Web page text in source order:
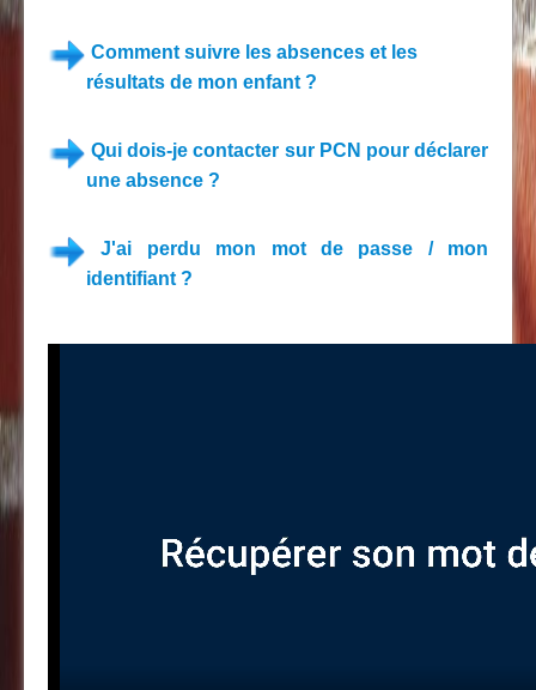
Comment suivre les absences et les
résultats de mon enfant ?
Qui dois-je contacter sur PCN pour déclarer
une absence ?
J'ai perdu mon mot de passe / mon
identifiant ?